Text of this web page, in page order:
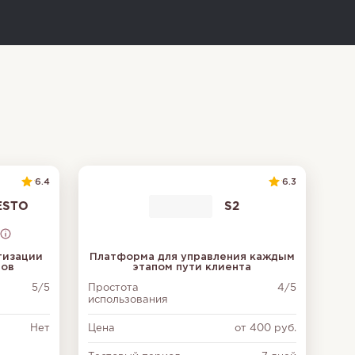
6.4
5/5
Нет
6.3
S2
Платформа для управления каждым
этапом пути клиента
Простота
использования
4/5
Цена от 400 руб.